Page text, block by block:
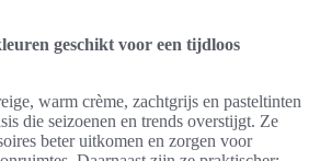
geschikt voor een tijdloos
warm crème, zachtgrijs en pasteltinten
die seizoenen en trends overstijgt. Ze
beter uitkomen en zorgen voor